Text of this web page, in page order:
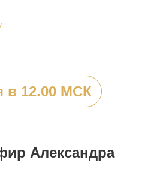
в 12.00 МСК
Александра